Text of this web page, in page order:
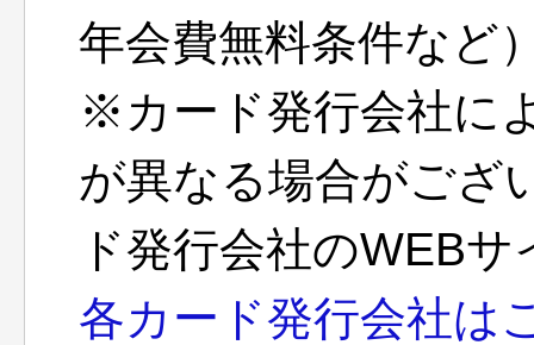
年会費無料条件など
※カード発行会社に
が異なる場合がござ
ド発行会社のWEB
各カード発行会社は